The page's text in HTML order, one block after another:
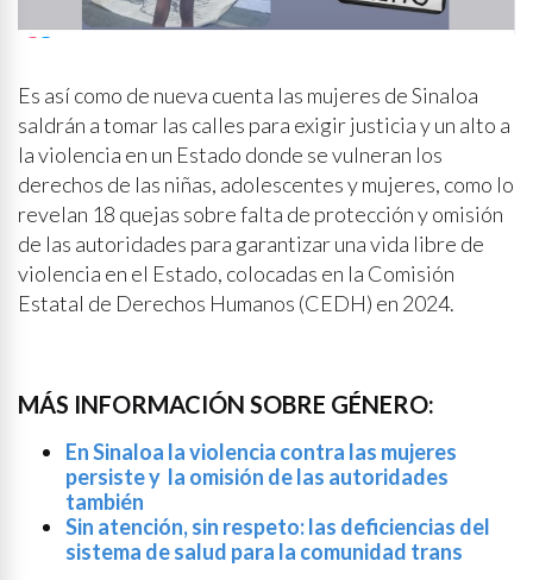
Es así como de nueva cuenta las mujeres de Sinaloa
saldrán a tomar las calles para exigir justicia y un alto a
la violencia en un Estado donde se vulneran los
derechos de las niñas, adolescentes y mujeres, como lo
revelan 18 quejas sobre falta de protección y omisión
de las autoridades para garantizar una vida libre de
violencia en el Estado, colocadas en la Comisión
Estatal de Derechos Humanos (CEDH) en 2024.
MÁS INFORMACIÓN SOBRE GÉNERO:
En Sinaloa la violencia contra las mujeres
persiste y la omisión de las autoridades
también
Sin atención, sin respeto: las deficiencias del
sistema de salud para la comunidad trans